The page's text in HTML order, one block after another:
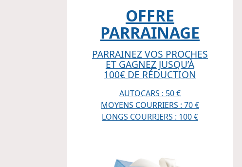
OFFRE
PARRAINAGE
PARRAINEZ VOS PROCHES
ET GAGNEZ JUSQU’À
100€ DE RÉDUCTION
AUTOCARS : 50 €
MOYENS COURRIERS : 70 €
LONGS COURRIERS : 100 €